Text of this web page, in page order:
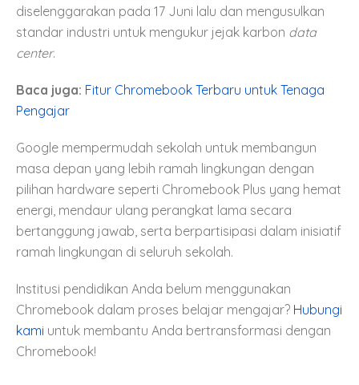
diselenggarakan pada 17 Juni lalu dan mengusulkan
standar industri untuk mengukur jejak karbon data
center.
Baca juga: Fitur Chromebook Terbaru untuk Tenaga
Pengajar
Google mempermudah sekolah untuk membangun
masa depan yang lebih ramah lingkungan dengan
pilihan hardware seperti Chromebook Plus yang hemat
energi, mendaur ulang perangkat lama secara
bertanggung jawab, serta berpartisipasi dalam inisiatif
ramah lingkungan di seluruh sekolah.
Institusi pendidikan Anda belum menggunakan
Chromebook dalam proses belajar mengajar? Hubungi
kami untuk membantu Anda bertransformasi dengan
Chromebook!